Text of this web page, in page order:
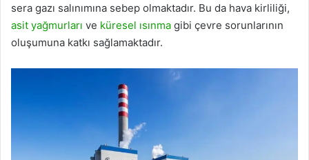
sera gazı salınımına sebep olmaktadır. Bu da hava kirliliği,
asit yağmurları ve küresel ısınma gibi çevre sorunlarının
oluşumuna katkı sağlamaktadır.